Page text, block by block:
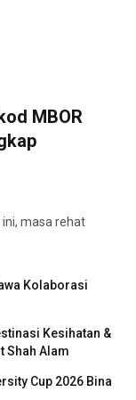
MBOR
masa rehat
Kolaborasi
Kesihatan &
Shah Alam
Cup 2026 Bina